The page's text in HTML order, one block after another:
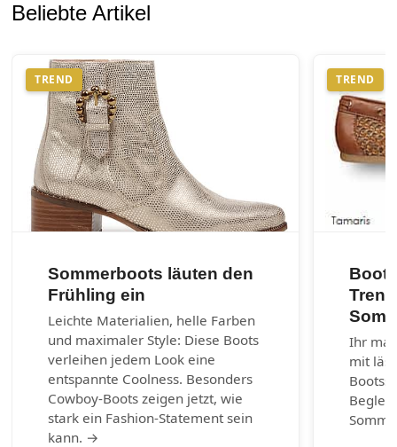
Beliebte Artikel
TREND
Sommerboots läuten den
Frühling ein
Leichte Materialien, helle Farben
und maximaler Style: Diese Boots
verleihen jedem Look eine
entspannte Coolness. Besonders
Cowboy-Boots zeigen jetzt, wie
stark ein Fashion-Statement sein
kann. →
TREND
Ihr
mit